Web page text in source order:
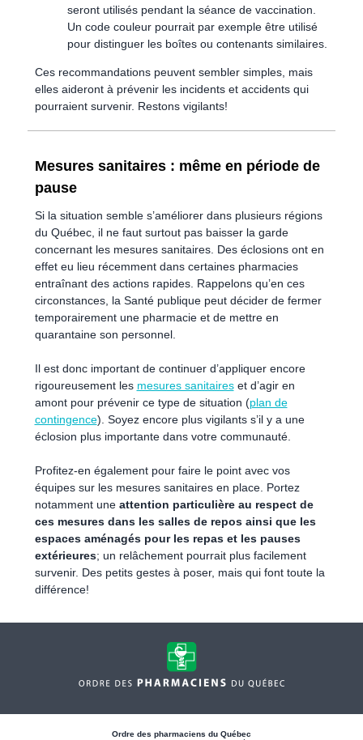
seront utilisés pendant la séance de vaccination.
Un code couleur pourrait par exemple être utilisé
pour distinguer les boîtes ou contenants similaires.
Ces recommandations peuvent sembler simples, mais
elles aideront à prévenir les incidents et accidents qui
pourraient survenir. Restons vigilants!
Mesures sanitaires : même en période de
pause
Si la situation semble s’améliorer dans plusieurs régions
du Québec, il ne faut surtout pas baisser la garde
concernant les mesures sanitaires. Des éclosions ont en
effet eu lieu récemment dans certaines pharmacies
entraînant des actions rapides. Rappelons qu’en ces
circonstances, la Santé publique peut décider de fermer
temporairement une pharmacie et de mettre en
quarantaine son personnel.
Il est donc important de continuer d’appliquer encore
rigoureusement les mesures sanitaireset d’agir en
amont pour prévenir ce type de situation (plan de
contingence). Soyez encore plus vigilants s’il y a une
éclosion plus importante dans votre communauté.
Profitez-en également pour faire le point avec vos
équipes sur les mesures sanitaires en place. Portez
notamment une attention particulière au respect de
ces mesures dans les salles de repos ainsi que les
espaces aménagés pour les repas et les pauses
extérieures; un relâchement pourrait plus facilement
survenir. Des petits gestes à poser, mais qui font toute la
différence!
Ordre des pharmaciens du Québec